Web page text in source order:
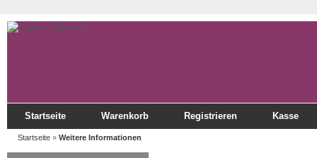
Startseite Warenkorb Registrieren Kasse
Startseite » Weitere Informationen